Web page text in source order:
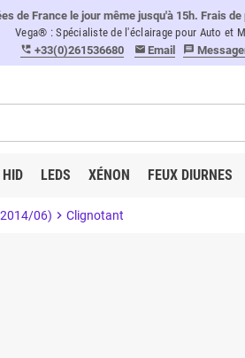
de France le jour même jusqu'à 15h. Frais
Vega® : Spécialiste de l'éclairage pour Auto et
perm_phone_msg +33(0)261536680 email Email message
HID LEDS XÉNON FEUX DIURNES
06) chevron_right Clignotant